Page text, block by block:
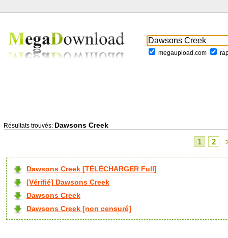
megaupload.com
Résultats trouvés: Dawsons Creek
1 2
Dawsons Creek [TÉLÉCHARGER Full]
[Vérifié] Dawsons Creek
Dawsons Creek
Dawsons Creek [non censuré]